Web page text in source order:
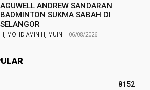
AGUWELL ANDREW SANDARAN
BADMINTON SUKMA SABAH DI
SELANGOR
HJ MOHD AMIN HJ MUIN - 06/08/2026
8152